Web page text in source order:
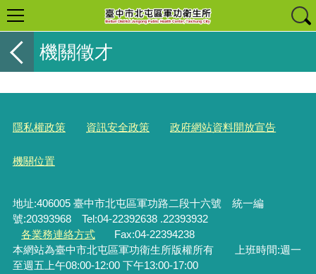
機關徵才
隱私權政策 資訊安全政策 政府網站資料開放宣告
機關位置
地址:406005 臺中市北屯區軍功路二段十六號 統一編
號:20393968 Tel:04-22392638 .22393932
各業務連絡方式
Fax:04-22394238
本網站為臺中市北屯區軍功衛生所版權所有 上班時間:週一
至週五上午08:00-12:00 下午13:00-17:00